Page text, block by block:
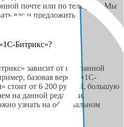
почте или по телефону. Мы
вас и предложить
Битрикс»?
зависит от выбранной
базовая версия «1С-
стоит от 6 200 рублей, большую
на данной редакции.
узнать на официальном